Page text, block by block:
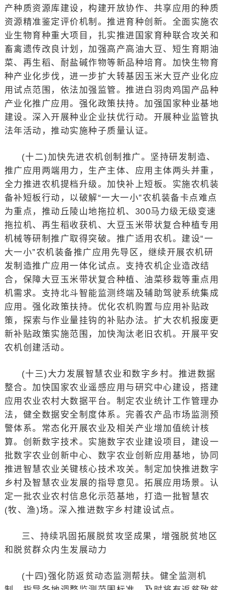
产种质资源库建设，构建开放协作、共享应用的种质
资源精准鉴定评价机制。推进育种创新。全面实施农
业生物育种重大项目，扎实推进国家育种联合攻关和
畜禽遗传改良计划，加强高产高油大豆、短生育期油
菜、再生稻、耐盐碱作物等新品种培育。加快生物育
种产业化步伐，进一步扩大转基因玉米大豆产业化应
用试点范围，依法加强监管。推进白羽肉鸡国产品种
产业化推广应用。强化政策扶持。加强国家种业基地
建设。深入开展种业企业扶优行动。开展种业监管执
法年活动，推动实施种子质量认证。
(十二)加快先进农机创制推广。坚持研发制造、
推广应用两端用力，生产主体、应用主体两头并重，
全力推进农机提档升级。加快补上短板。实施农机装
备补短板行动，以破解“一大一小”农机装备卡点难点
为重点，推动丘陵山地拖拉机、300马力级无级变速
拖拉机、再生稻收获机、大豆玉米带状复合种植专用
机械等研制推广取得突破。推广适用农机。建设“一
大一小”农机装备推广应用先导区，继续开展农机研
发制造推广应用一体化试点。支持农机企业造改结
合，保障大豆玉米带状复合种植、油菜移栽等重点用
机需求。支持北斗智能监测终端及辅助驾驶系统集成
应用。强化政策扶持。优化农机购置与应用补贴政
策，探索与作业量挂钩的补贴办法。扩大农机报废更
新补贴政策实施范围，加快淘汰老旧农机。开展平安
农机创建活动。
(十三)大力发展智慧农业和数字乡村。推进数据
整合。加快国家农业遥感应用与研究中心建设，搭建
应用农业农村大数据平台。制定农业统计工作管理办
法，健全数据安全制度体系。完善农产品市场监测预
警体系。常态化开展农业及相关产业增加值统计核
算。创新数字技术。实施数字农业建设项目，建设一
批数字农业创新中心、数字农业创新应用基地，协同
推进智慧农业关键核心技术攻关。制定加快推进数字
乡村及智慧农业发展的指导意见。拓展应用场景。认
定一批农业农村信息化示范基地，打造一批智慧农
(牧、渔)场。深入推进数字乡村建设试点。
三、持续巩固拓展脱贫攻坚成果，增强脱贫地区
和脱贫群众内生发展动力
(十四)强化防返贫动态监测帮扶。健全监测机